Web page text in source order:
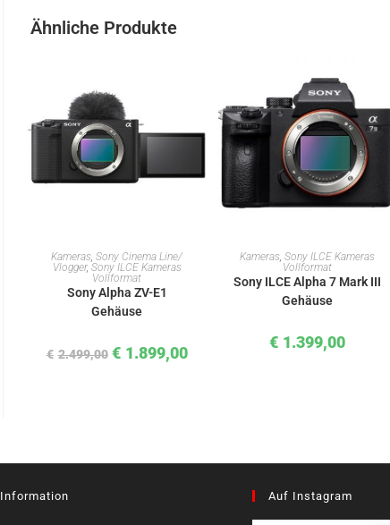
Ähnliche Produkte
IN DEN WARENKORB
Kameras,Sony Cinema Line/
Vlogger, Sony ILCE Kameras
Vollformat
Sony Alpha ZV-E1
Gehäuse
€ 2.499,00 € 1.899,00
IN DEN WARENKORB
Kameras,Sony ILCE Kameras
Vollformat
Sony ILCE Alpha 7 Mark III
Gehäuse
€ 1.399,00
Information Auf Instagram